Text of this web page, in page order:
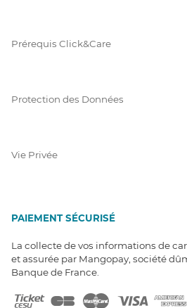
Prérequis Click&Care
Protection des Données
Vie Privée
PAIEMENT SÉCURISÉ
La collecte de vos informations de
et assurée par Mangopay, société
Banque de France.